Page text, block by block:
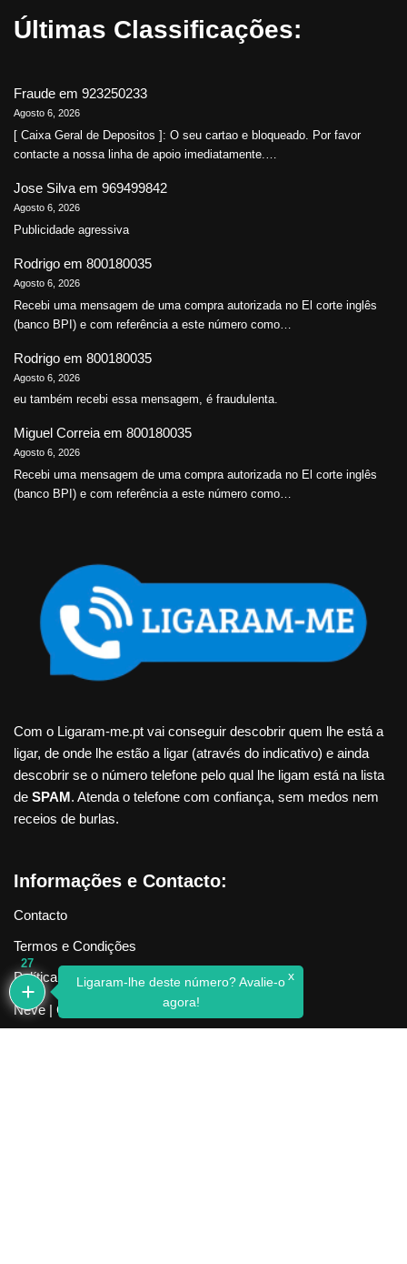
Últimas Classificações:
Fraude em 923250233
Agosto 6, 2026
[ Caixa Geral de Depositos ]: O seu cartao e bloqueado. Por favor
contacte a nossa linha de apoio imediatamente.…
Jose Silva em 969499842
Agosto 6, 2026
Publicidade agressiva
Rodrigo em 800180035
Agosto 6, 2026
Recebi uma mensagem de uma compra autorizada no El corte inglês
(banco BPI) e com referência a este número como…
Rodrigo em 800180035
Agosto 6, 2026
eu também recebi essa mensagem, é fraudulenta.
Miguel Correia em 800180035
Agosto 6, 2026
Recebi uma mensagem de uma compra autorizada no El corte inglês
(banco BPI) e com referência a este número como…
Com o Ligaram-me.pt vai conseguir descobrir quem lhe está a
ligar, de onde lhe estão a ligar (através do indicativo) e ainda
descobrir se o número telefone pelo qual lhe ligam está na lista
de SPAM. Atenda o telefone com confiança, sem medos nem
receios de burlas.
Informações e Contacto:
Contacto
Termos e Condições
Política de Privacidade
Neve| Criado com WordPress
27
Ligaram-lhe deste número? Avalie-o
agora!
x